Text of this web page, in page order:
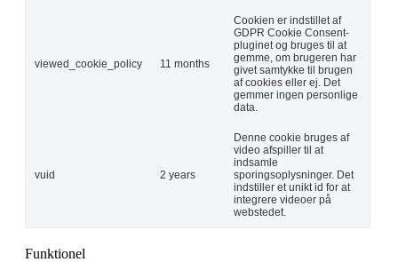
viewed_cookie_policy 11 months
Cookien er indstillet af
GDPR Cookie Consent-
pluginet og bruges til at
gemme, om brugeren har
givet samtykke til brugen
af cookies eller ej. Det
gemmer ingen personlige
data.
vuid 2 years
Denne cookie bruges af
video afspiller til at
indsamle
sporingsoplysninger. Det
indstiller et unikt id for at
integrere videoer på
webstedet.
Funktionel